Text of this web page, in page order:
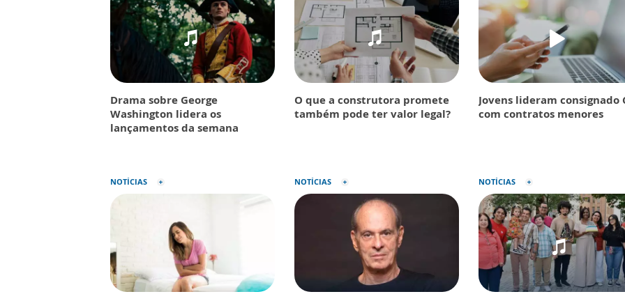
Drama sobre George
Washington lidera os
lançamentos da semana
O que a construtora promete
também pode ter valor legal?
Jovens lideram consignado
com contratos menores
NOTÍCIAS NOTÍCIAS NOTÍCIAS